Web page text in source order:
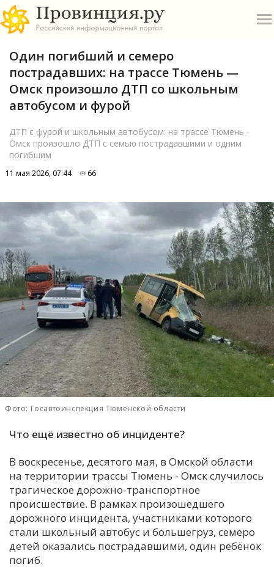
Е
И
К
М
Н
О
Р
С
Т
Ч
Я
Один погибший и семеро
пострадавших: на трассе Тюмень —
Омск произошло ДТП со школьным
автобусом и фурой
ДТП с фурой и школьным автобусом: на трассе Тюмень -
Омск произошло ДТП с семью пострадавшими и одним
погибшим
11 мая 2026, 07:44 66
Фото: Госавтоинспекция Тюменской области
Что ещё известно об инциденте?
В воскресенье, десятого мая, в Омской области
на территории трассы Тюмень - Омск случилось
трагическое дорожно-транспортное
происшествие. В рамках произошедшего
дорожного инцидента, участниками которого
стали школьный автобус и большегруз, семеро
детей оказались пострадавшими, один ребёнок
погиб.